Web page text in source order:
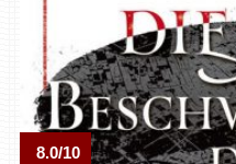
8.0/10